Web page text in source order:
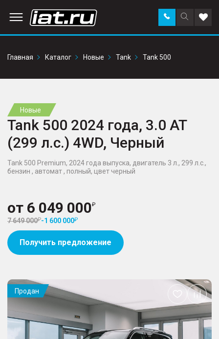
Поиск
по
Заказать
звонок в
Главная
Каталог Новые Tank Tank 500
Новые
Tank 500 2024 года, 3.0 AT
(299 л.с.) 4WD, Черный
Tank 500 Premium, 2024 года выпуска, двигатель 3 л., 299 л.с.,
бензин , автомат , полный, цвет черный
от 6 049 000
7 649 000 -1 600 000
Получить предложение
Продан
Добавить
в
избранное